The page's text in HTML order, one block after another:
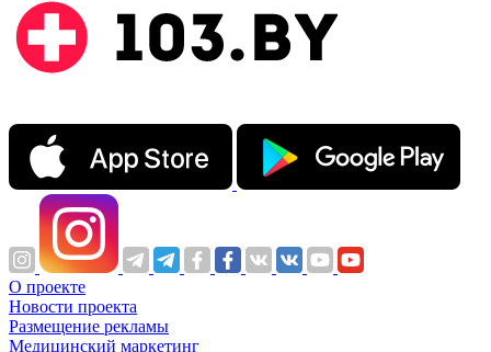
О проекте
Новости проекта
Размещение рекламы
Медицинский маркетинг